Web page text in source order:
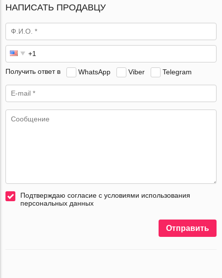
НАПИСАТЬ ПРОДАВЦУ
Получить ответ в WhatsApp Viber Telegram
Подтверждаю согласие с условиями использования
персональных данных
Отправить